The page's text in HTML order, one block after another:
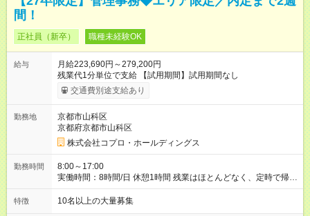
間！
正社員（新卒） 職種未経験OK
給与
月給223,690円～279,200円
残業代1分単位で支給 【試用期間】試用期間なし
交通費別途支給あり
勤務地
京都市山科区
京都府京都市山科区
株式会社コプロ・ホールディングス
勤務時間
8:00～17:00
実働時間：8時間/日 休憩1時間 残業はほとんどなく、定時で帰れ
る日が多い働き方です。 毎日の業務は進捗管理や事務が中心な
ので、 「今日やるべき仕事」が終われば、自然と区切りをつけ
特徴 10名以上の大量募集